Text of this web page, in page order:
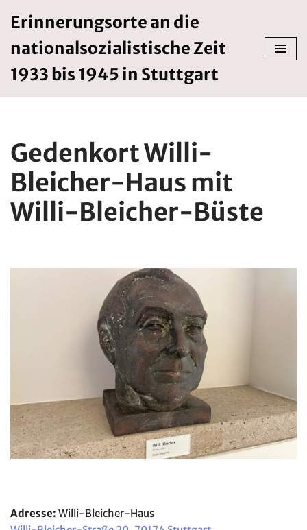
Inhalt
springen
Erinnerungsorte an die
nationalsozialistische Zeit
1933 bis 1945 in Stuttgart
Gedenkort Willi-
Bleicher-Haus mit
Willi-Bleicher-Büste
Adresse: Willi-Bleicher-Haus